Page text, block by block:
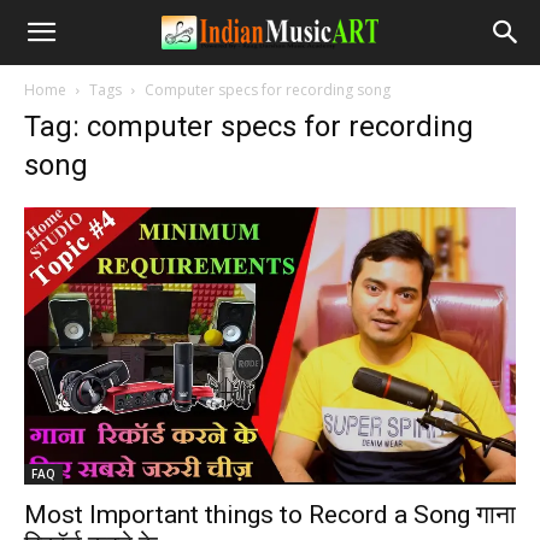
Home Tags Computer specs for recording song
Tag: computer specs for recording
song
FAQ
Most Important things to Record a Song गाना